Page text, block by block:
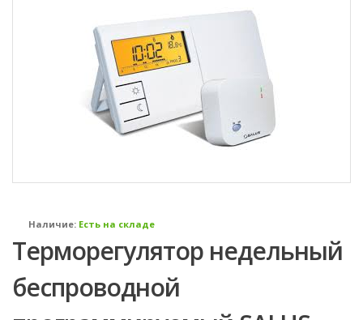
Наличие: Есть на складе
Терморегулятор недельный
беспроводной